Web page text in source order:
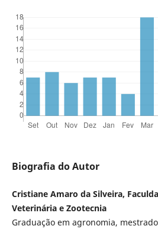
Biografia do Autor
Cristiane Amaro da Silveira,
Veterinária e Zootecnia
Graduação em agronomia,